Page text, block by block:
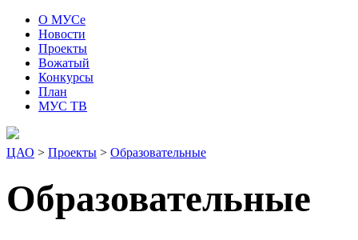
О МУСе
Новости
Проекты
Вожатый
Конкурсы
План
МУС ТВ
ЦАО > Проекты > Образовательные
Образовательные